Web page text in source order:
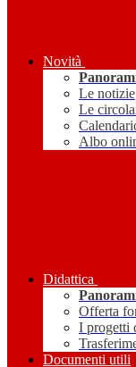
Novità
Le notizie
Le
Albo
Didattica
Offerta
I progetti
Documenti utili